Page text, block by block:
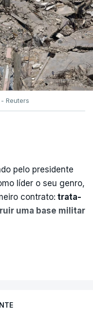
Reuters
pelo presidente
líder o seu genro,
contrato: trata-
uma base militar
norte-